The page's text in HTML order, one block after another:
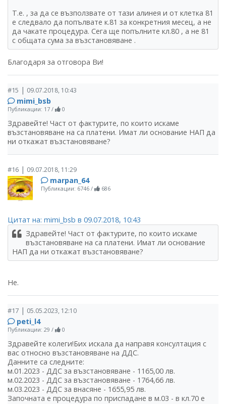
Т.е. , за да се възползвате от тази алинея и от клетка 81
е следвало да попълвате к.81 за конкретния месец, а не
да чакате процедура. Сега ще попълните кл.80 , а не 81
с общата сума за възстановяване .
Благодаря за отговора Ви!
#15 | 09.07.2018, 10:43
mimi_bsb
Публикации: 17 / 0
Здравейте! Част от фактурите, по които искаме
възстановяване на са платени. Имат ли основание НАП да
ни откажат възстановяване?
#16 | 09.07.2018, 11:29
marpan_64
Публикации: 6746 / 686
Цитат на: mimi_bsb в 09.07.2018, 10:43
Здравейте! Част от фактурите, по които искаме
възстановяване на са платени. Имат ли основание
НАП да ни откажат възстановяване?
Не.
#17 | 05.05.2023, 12:10
peti_l4
Публикации: 29 / 0
Здравейте колеги!Бих искала да направя консултация с
вас относно възстановяване на ДДС.
Данните са следните:
м.01.2023 - ДДС за възстановяване - 1165,00 лв.
м.02.2023 - ДДС за възстановяване - 1764,66 лв.
м.03.2023 - ДДС за внасяне - 1655,95 лв.
Започната е процедура по приспадане в м.03 - в кл.70 е